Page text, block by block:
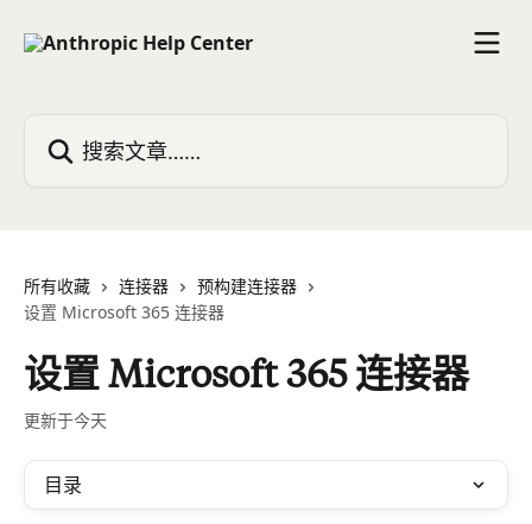
所有收藏 连接器
预构建连接器
设置 Microsoft 365 连接器
设置 Microsoft 365 连接器
更新于今天
目录